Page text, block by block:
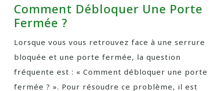
Comment Débloquer Une Porte
Fermée ?
Lorsque vous vous retrouvez face à une serrure
bloquée et une porte fermée, la question
fréquente est : « Comment débloquer une porte
fermée ? ». Pour résoudre ce problème, il est